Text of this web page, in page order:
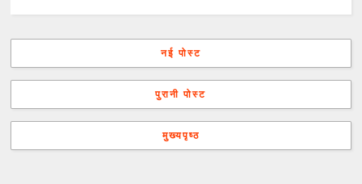
नई पोस्ट
पुरानी पोस्ट
मुख्यपृष्ठ